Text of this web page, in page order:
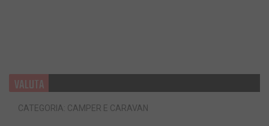
VALUTA
CATEGORIA: CAMPER E CARAVAN